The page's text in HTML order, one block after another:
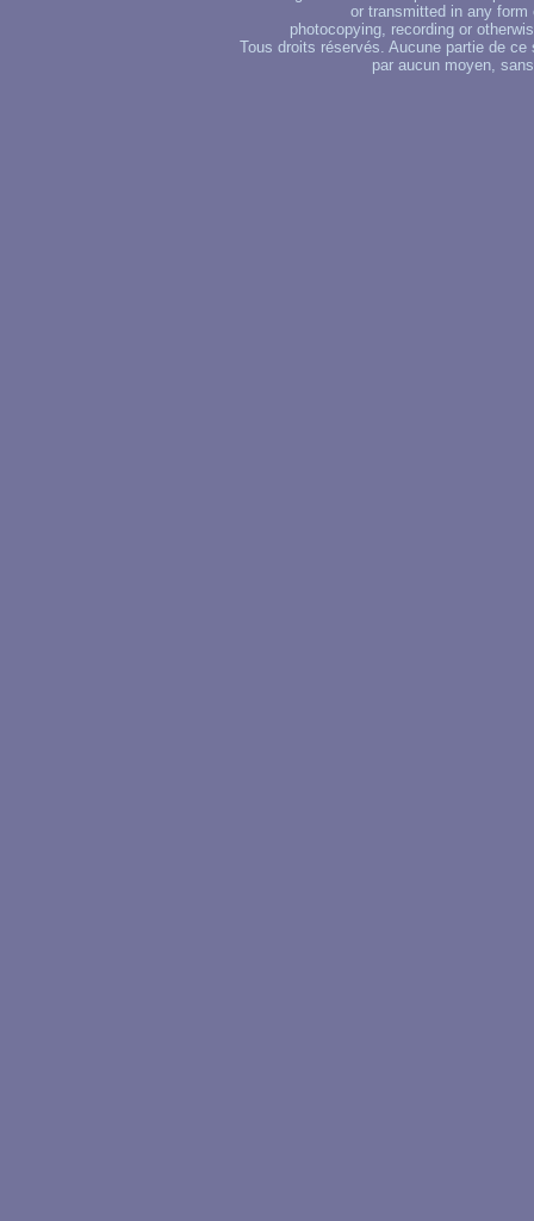
or transmitted in any
photocopying, recording or
Tous droits réservés. Aucune partie de
par aucun moyen,